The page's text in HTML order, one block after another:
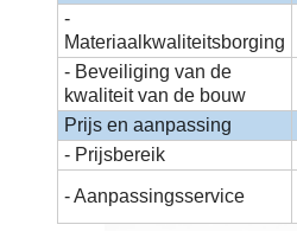
-
Materiaalkwaliteitsborging
- Beveiliging van de
kwaliteit van de bouw
Prijs en aanpassing
- Prijsbereik
- Aanpassingsservice